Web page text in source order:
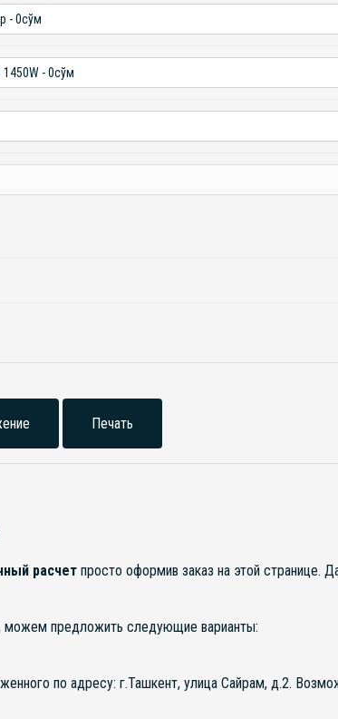
Печать
расчет просто оформив заказ на этой странице.
можем предложить следующие варианты:
по адресу: г.Ташкент, улица Сайрам, д.2.